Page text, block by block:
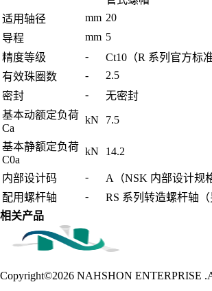
适用轴径
mm 20
导程
mm 5
精度等级
-
Ct10（R 系列官方标准
有效珠圈数
-
2.5
密封
-
无密封
基本动额定负荷
Ca
kN 7.5
基本静额定负荷
C0a
kN 14.2
内部设计码 -
A（NSK 内部设计规
配用螺杆轴
-
RS 系列转造螺杆轴（
相关产品
Copyright©2026 NAHSHON ENTERPRISE